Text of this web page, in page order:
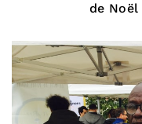
de